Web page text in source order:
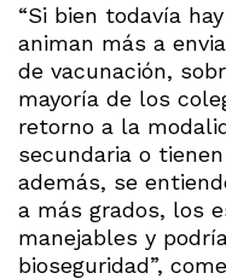
“Si bien todavía
animan más a
de vacunación,
mayoría de los
retorno a la
secundaria o
además, se
a más grados, los
manejables y
bioseguridad”,